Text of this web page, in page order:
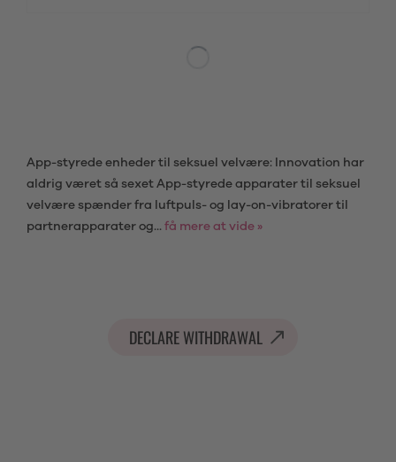
App-styrede enheder til seksuel velvære: Innovation har
aldrig været så sexet App-styrede apparater til seksuel
velvære spænder fra luftpuls- og lay-on-vibratorer til
partnerapparater og... få mere at vide »
DECLARE WITHDRAWAL